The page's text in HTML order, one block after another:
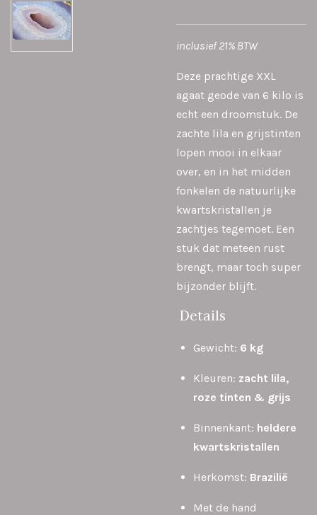
inclusief 21% BTW
Deze prachtige XXL
agaat geode van 6 kilo is
echt een droomstuk. De
zachte lila en grijstinten
lopen mooi in elkaar
over, en in het midden
fonkelen de natuurlijke
kwartskristallen je
zachtjes tegemoet. Een
stuk dat meteen rust
brengt, maar toch super
bijzonder blijft.
Details
Gewicht: 6 kg
Kleuren: zacht lila,
roze tinten & grijs
Binnenkant: heldere
kwartskristallen
Herkomst: Brazilië
Met de hand